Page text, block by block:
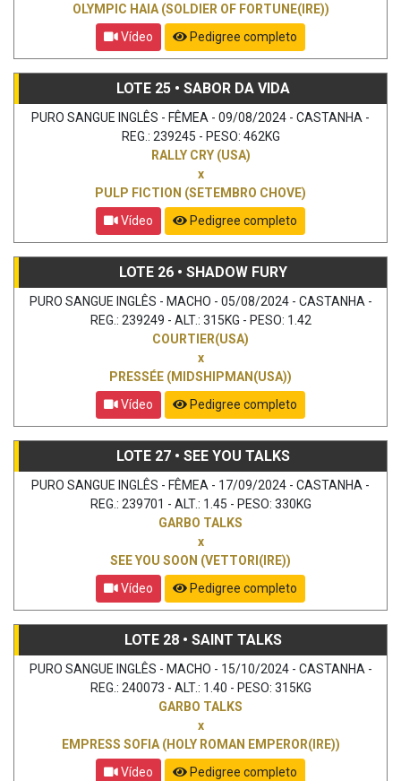
OLYMPIC HAIA (SOLDIER OF FORTUNE(IRE))
Vídeo
Pedigree completo
LOTE 25 • SABOR DA VIDA
PURO SANGUE INGLÊS - FÊMEA - 09/08/2024 - CASTANHA -
REG.: 239245 - PESO: 462KG
RALLY CRY (USA)
x
PULP FICTION (SETEMBRO CHOVE)
Vídeo
Pedigree completo
LOTE 26 • SHADOW FURY
PURO SANGUE INGLÊS - MACHO - 05/08/2024 - CASTANHA -
REG.: 239249 - ALT.: 315KG - PESO: 1.42
COURTIER(USA)
x
PRESSÉE (MIDSHIPMAN(USA))
Vídeo
Pedigree completo
LOTE 27 • SEE YOU TALKS
PURO SANGUE INGLÊS - FÊMEA - 17/09/2024 - CASTANHA -
REG.: 239701 - ALT.: 1.45 - PESO: 330KG
GARBO TALKS
x
SEE YOU SOON (VETTORI(IRE))
Vídeo
Pedigree completo
LOTE 28 • SAINT TALKS
PURO SANGUE INGLÊS - MACHO - 15/10/2024 - CASTANHA -
REG.: 240073 - ALT.: 1.40 - PESO: 315KG
GARBO TALKS
x
EMPRESS SOFIA (HOLY ROMAN EMPEROR(IRE))
Vídeo
Pedigree completo